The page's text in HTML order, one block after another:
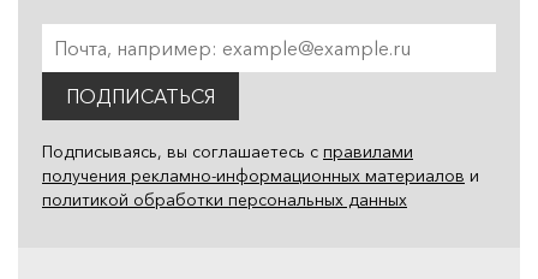
ПОДПИСАТЬСЯ
Подписываясь, вы соглашаетесь с правилами
получения рекламно-информационных материалов и
политикой обработки персональных данных